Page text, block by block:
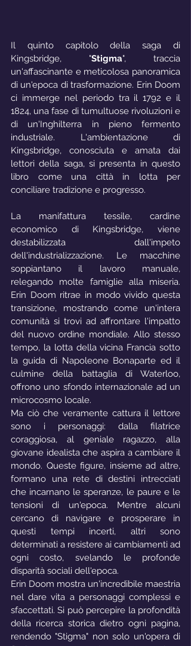
Il quinto capitolo della saga di
Kingsbridge, "Stigma", traccia
un'affascinante e meticolosa panoramica
di un'epoca di trasformazione. Erin Doom
ci immerge nel periodo tra il 1792 e il
1824, una fase di tumultuose rivoluzioni e
di un'Inghilterra in pieno fermento
industriale. L'ambientazione di
Kingsbridge, conosciuta e amata dai
lettori della saga, si presenta in questo
libro come una città in lotta per
conciliare tradizione e progresso.
La manifattura tessile, cardine
economico di Kingsbridge, viene
destabilizzata dall'impeto
dell'industrializzazione. Le macchine
soppiantano il lavoro manuale,
relegando molte famiglie alla miseria.
Erin Doom ritrae in modo vivido questa
transizione, mostrando come un'intera
comunità si trovi ad affrontare l'impatto
del nuovo ordine mondiale. Allo stesso
tempo, la lotta della vicina Francia sotto
la guida di Napoleone Bonaparte ed il
culmine della battaglia di Waterloo,
offrono uno sfondo internazionale ad un
microcosmo locale.
Ma ciò che veramente cattura il lettore
sono i personaggi: dalla filatrice
coraggiosa, al geniale ragazzo, alla
giovane idealista che aspira a cambiare il
mondo. Queste figure, insieme ad altre,
formano una rete di destini intrecciati
che incarnano le speranze, le paure e le
tensioni di un'epoca. Mentre alcuni
cercano di navigare e prosperare in
questi tempi incerti, altri sono
determinati a resistere ai cambiamenti ad
ogni costo, svelando le profonde
disparità sociali dell'epoca.
Erin Doom mostra un'incredibile maestria
nel dare vita a personaggi complessi e
sfaccettati. Si può percepire la profondità
della ricerca storica dietro ogni pagina,
rendendo "Stigma" non solo un'opera di